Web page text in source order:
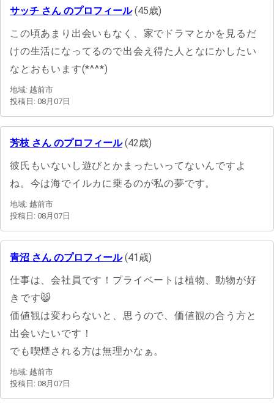
サッチ さん のプロフィール(45歳)
この頃あまり出会いもなく、家でドラマとかを見るだ
けの生活になってるので出会え得た人となにかしたい
なとおもいます(*^^*)
地域: 越前市
投稿日: 08月07日
芳枝 さん のプロフィール(42歳)
彼氏もいないし遊びとかまったいってないんですよ
ね。今は海でイルカに乗るのが私の夢です。
地域: 越前市
投稿日: 08月07日
青沼 さん のプロフィール(41歳)
仕事は、会社員です！プライベートは植物、動物が好
きです😸
価値観は変わらないと、思うので、価値観の合う方と
出会いたいです！
でも喫煙される方は無理かなぁ。
地域: 越前市
投稿日: 08月07日